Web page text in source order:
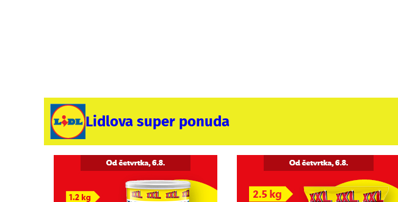
Lidlova super ponuda